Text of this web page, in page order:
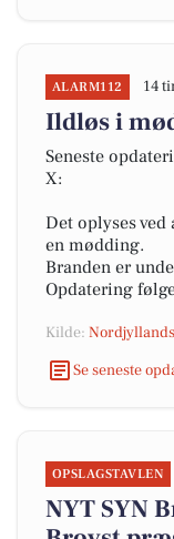
ALARM112 14
Ildløs i
Seneste
X:
Det oplyses
en mødding.
Branden er
Opdatering
Kilde:
Se seneste
OPSLAGSTAVLEN
NYT SYN